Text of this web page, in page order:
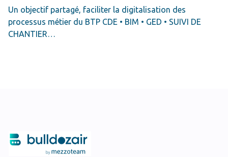
Un objectif partagé, faciliter la digitalisation des
processus métier du BTP CDE • BIM • GED • SUIVI DE
CHANTIER…